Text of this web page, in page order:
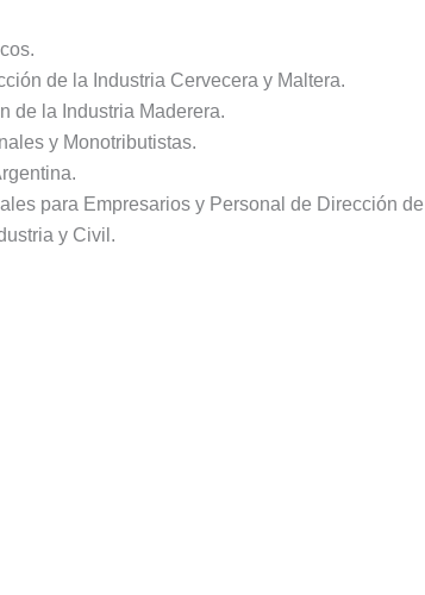
de la Industria Cervecera y Maltera.
de la Industria Maderera.
y Monotributistas.
para Empresarios y Personal de Dirección de
y Civil.